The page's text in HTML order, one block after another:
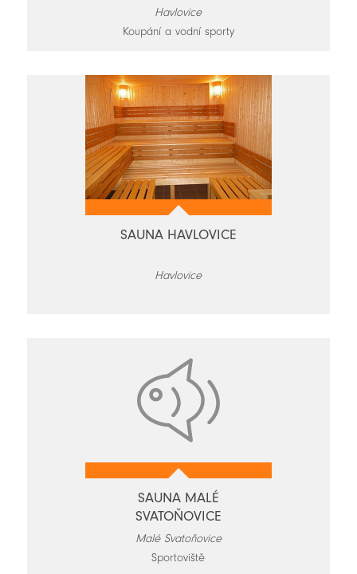
Havlovice
Koupání a vodní sporty
SAUNA HAVLOVICE
Havlovice
SAUNA MALÉ
SVATOŇOVICE
Malé Svatoňovice
Sportoviště